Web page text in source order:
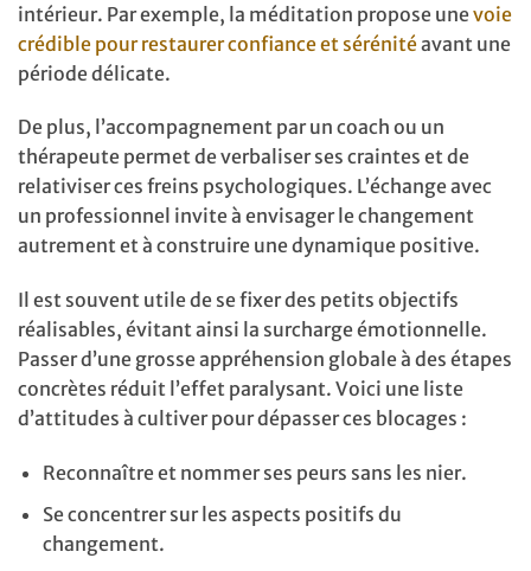
intérieur. Par exemple, la méditation propose unevoie
crédible pour restaurer confiance et sérénitéavant une
période délicate.
De plus, l’accompagnement par un coach ou un
thérapeute permet de verbaliser ses craintes et de
relativiser ces freins psychologiques. L’échange avec
un professionnel invite à envisager le changement
autrement et à construire une dynamique positive.
Il est souvent utile de se fixer des petits objectifs
réalisables, évitant ainsi la surcharge émotionnelle.
Passer d’une grosse appréhension globale à des étapes
concrètes réduit l’effet paralysant. Voici une liste
d’attitudes à cultiver pour dépasser ces blocages :
Reconnaître et nommer ses peurs sans les nier.
Se concentrer sur les aspects positifs du
changement.